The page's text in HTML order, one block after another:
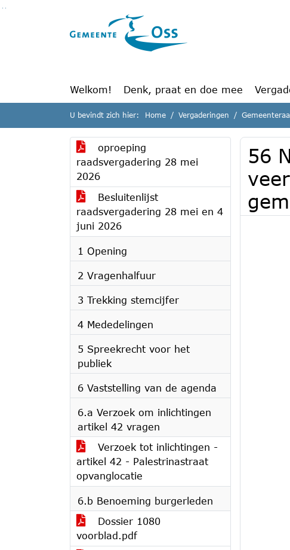
Ga naar de inhoud van deze pagina
Welkom! Denk, praat en doe mee
U bevindt zich hier: Home Vergaderingen
oproeping
raadsvergadering 28 mei
2026
Besluitenlijst
raadsvergadering 28 mei en 4
juni 2026
1 Opening
2 Vragenhalfuur
3 Trekking stemcijfer
4 Mededelingen
5 Spreekrecht voor het
publiek
6 Vaststelling van de agenda
6.a Verzoek om inlichtingen
artikel 42 vragen
Verzoek tot inlichtingen -
artikel 42 - Palestrinastraat
opvanglocatie
6.b Benoeming burgerleden
Dossier 1080
voorblad.pdf
56